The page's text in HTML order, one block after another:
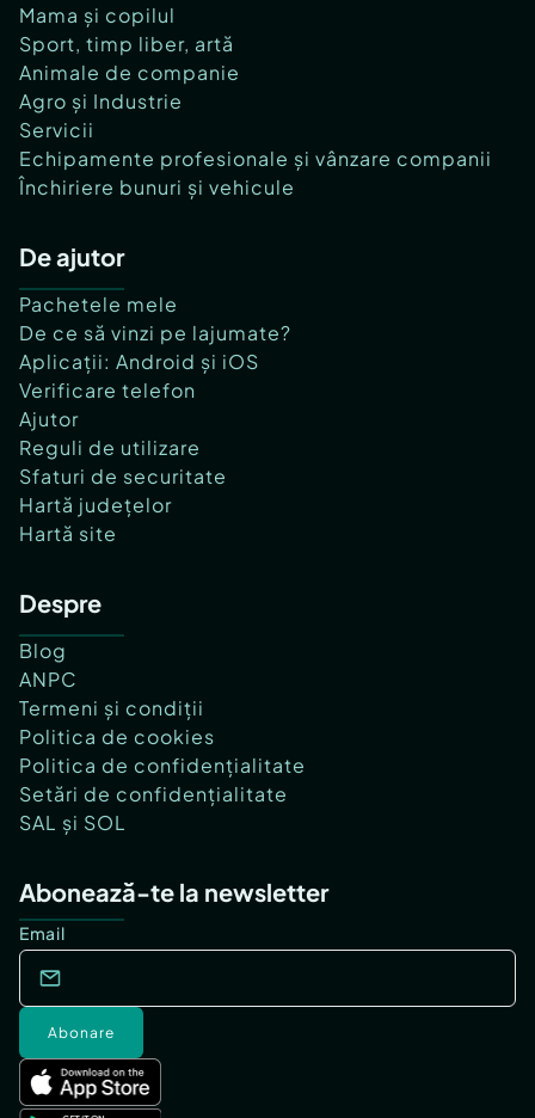
Mama și copilul
Sport, timp liber, artă
Animale de companie
Agro și Industrie
Servicii
Echipamente profesionale și vânzare companii
Închiriere bunuri și vehicule
De ajutor
Pachetele mele
De ce să vinzi pe lajumate?
Aplicații: Android și iOS
Verificare telefon
Ajutor
Reguli de utilizare
Sfaturi de securitate
Hartă județelor
Hartă site
Despre
Blog
ANPC
Termeni și condiții
Politica de cookies
Politica de confidențialitate
Setări de confidențialitate
SAL și SOL
Abonează-te la newsletter
Email
Abonare